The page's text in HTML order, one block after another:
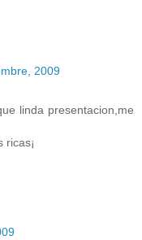
2009
linda presentacion,me
ricas¡